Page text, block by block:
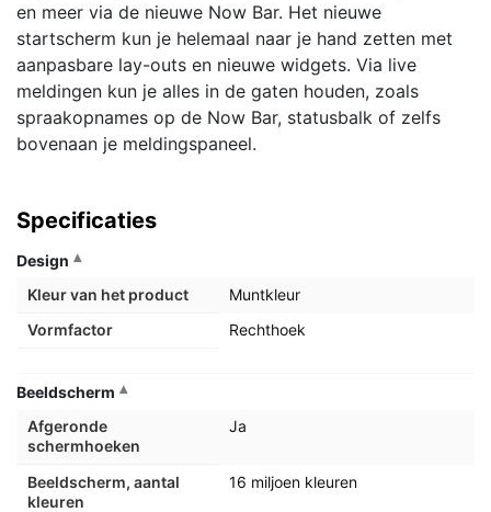
en meer via de nieuwe Now Bar. Het nieuwe
startscherm kun je helemaal naar je hand zetten met
aanpasbare lay-outs en nieuwe widgets. Via live
meldingen kun je alles in de gaten houden, zoals
spraakopnames op de Now Bar, statusbalk of zelfs
bovenaan je meldingspaneel.
Specificaties
Design
Kleur van het product
Muntkleur
Vormfactor
Rechthoek
Beeldscherm
Afgeronde
schermhoeken
Ja
Beeldscherm, aantal
kleuren
16 miljoen kleuren